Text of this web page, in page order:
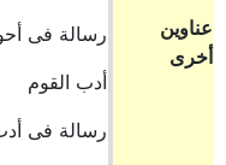
عناوين
أخرى
رسالة فى
أدب القوم
رسالة فى